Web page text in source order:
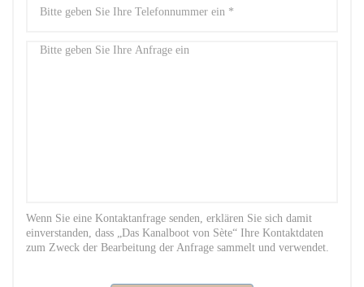
Wenn Sie eine Kontaktanfrage senden, erklären Sie sich damit
einverstanden, dass „Das Kanalboot von Sète“ Ihre Kontaktdaten
zum Zweck der Bearbeitung der Anfrage sammelt und verwendet.